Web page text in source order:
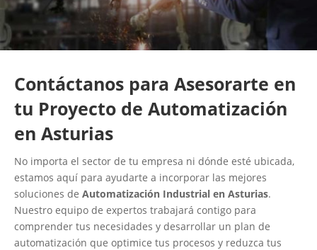
Contáctanos para Asesorarte en
tu Proyecto de Automatización
en Asturias
No importa el sector de tu empresa ni dónde esté ubicada,
estamos aquí para ayudarte a incorporar las mejores
soluciones de Automatización Industrial en Asturias.
Nuestro equipo de expertos trabajará contigo para
comprender tus necesidades y desarrollar un plan de
automatización que optimice tus procesos y reduzca tus